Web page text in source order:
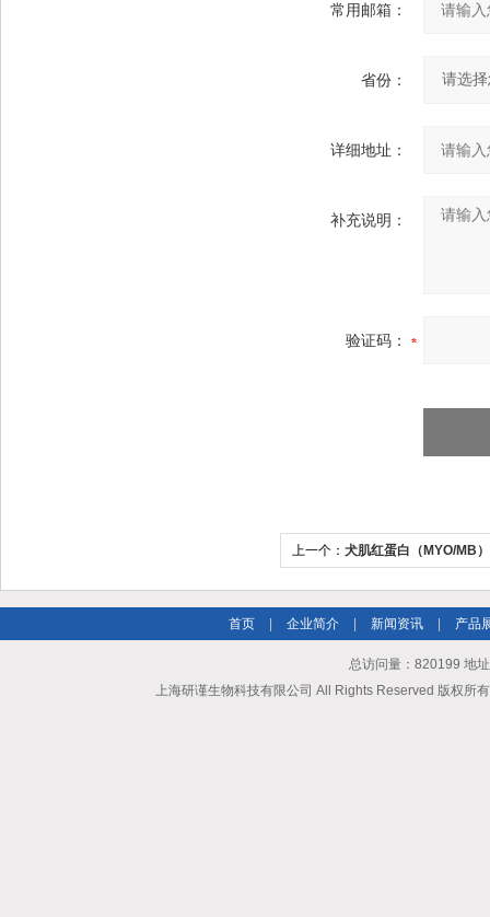
常用邮箱：
省份：
详细地址：
补充说明：
验证码：
上一个： 犬肌红蛋白（MYO/MB
首页 企业简介 新闻资讯 产品
总访问量：820199 地
上海研谨生物科技有限公司 All Rights Reserved 版权所